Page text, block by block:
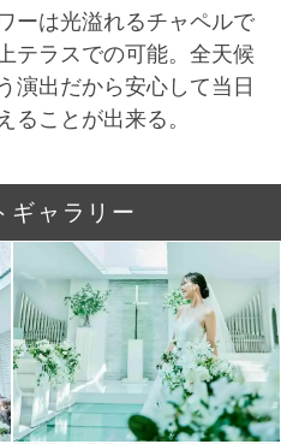
ーは光溢れるチャペルで
テラスでの可能。全天候
演出だから安心して当日
ることが出来る。
ギャラリー